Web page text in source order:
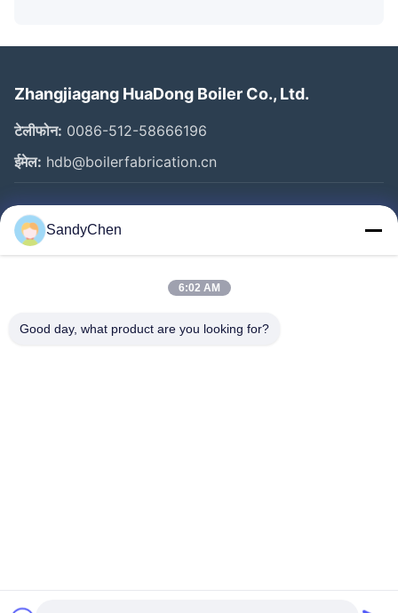
Zhangjiagang HuaDong Boiler Co., Ltd.
टेलीफोन: 0086-512-58666196
ईमेल: hdb@boilerfabrication.cn
त्वरित लिंक
घर
वीडियो
SandyChen
6:02 AM
Good day, what product are you looking for?